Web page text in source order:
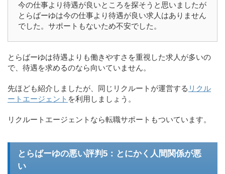
今の仕事より待遇が良いところを探そうと思いましたが
とらばーゆは今の仕事より待遇が良い求人はありません
でした。サポートもないため不安でした。
とらばーゆは待遇よりも働きやすさを重視した求人が多いの
で、待遇を求めるのなら向いていません。
先ほども紹介しましたが、同じリクルートが運営する リクル
ートエージェント を利用しましょう。
リクルートエージェントなら転職サポートもついています。
とらばーゆの悪い評判5：とにかく人間関係が悪
い